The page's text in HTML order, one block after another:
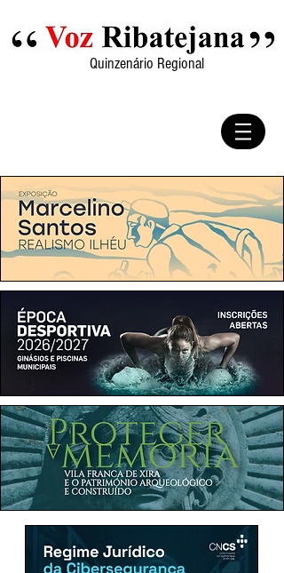
Quinzenário Regional